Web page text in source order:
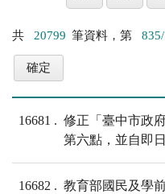
共 20799 筆資料，第
16681
修正「臺中市政
第六點，並自即
16682
教育部國民及學